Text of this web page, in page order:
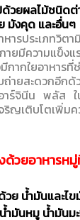
วยผลไม้ชนิดต่
มังคุด และอื่นๆ
หารประเภทวิ
ายมีความแข็ง
ใยอาหารที่ช่
ายสะดวกอีกด้
ร์จินีน พลัส ใ
จริญเติบโตเพิ่
ด้วยอาหารหมู่
วย น้ำมันและไ
มันหมู น้ำมันม